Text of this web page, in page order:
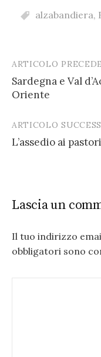
alzabandiera,
Post
navigation
ARTICOLO
Sardegna e Val
Oriente
ARTICOLO
L’assedio ai
Lascia un
Il tuo indirizzo
obbligatori sono